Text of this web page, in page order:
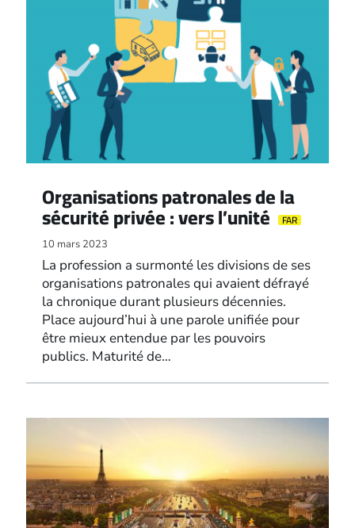
Organisations patronales de la
sécurité privée : vers l’unité FAR
10 mars 2023
La profession a surmonté les divisions de ses
organisations patronales qui avaient défrayé
la chronique durant plusieurs décennies.
Place aujourd’hui à une parole unifiée pour
être mieux entendue par les pouvoirs
publics. Maturité de…